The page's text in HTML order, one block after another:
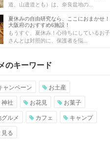
道、山邉道とも）は、奈良盆地の...
夏休みの自由研究なら、ここにおまかせ！
大阪府のおすすめ6施設！
もうすぐ、夏休み！心待ちにしているお子
さんとは対照的に、保護者を悩...
のキーワード
ャンペーン お土産
神社 お花見 お菓子
ルメ カフェ キャンプ
見る